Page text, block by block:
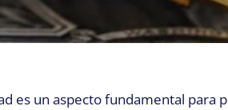
es un aspecto fundamental para